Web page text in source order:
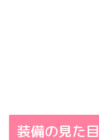
装備の見た目